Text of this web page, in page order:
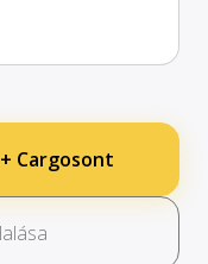
Cargosont